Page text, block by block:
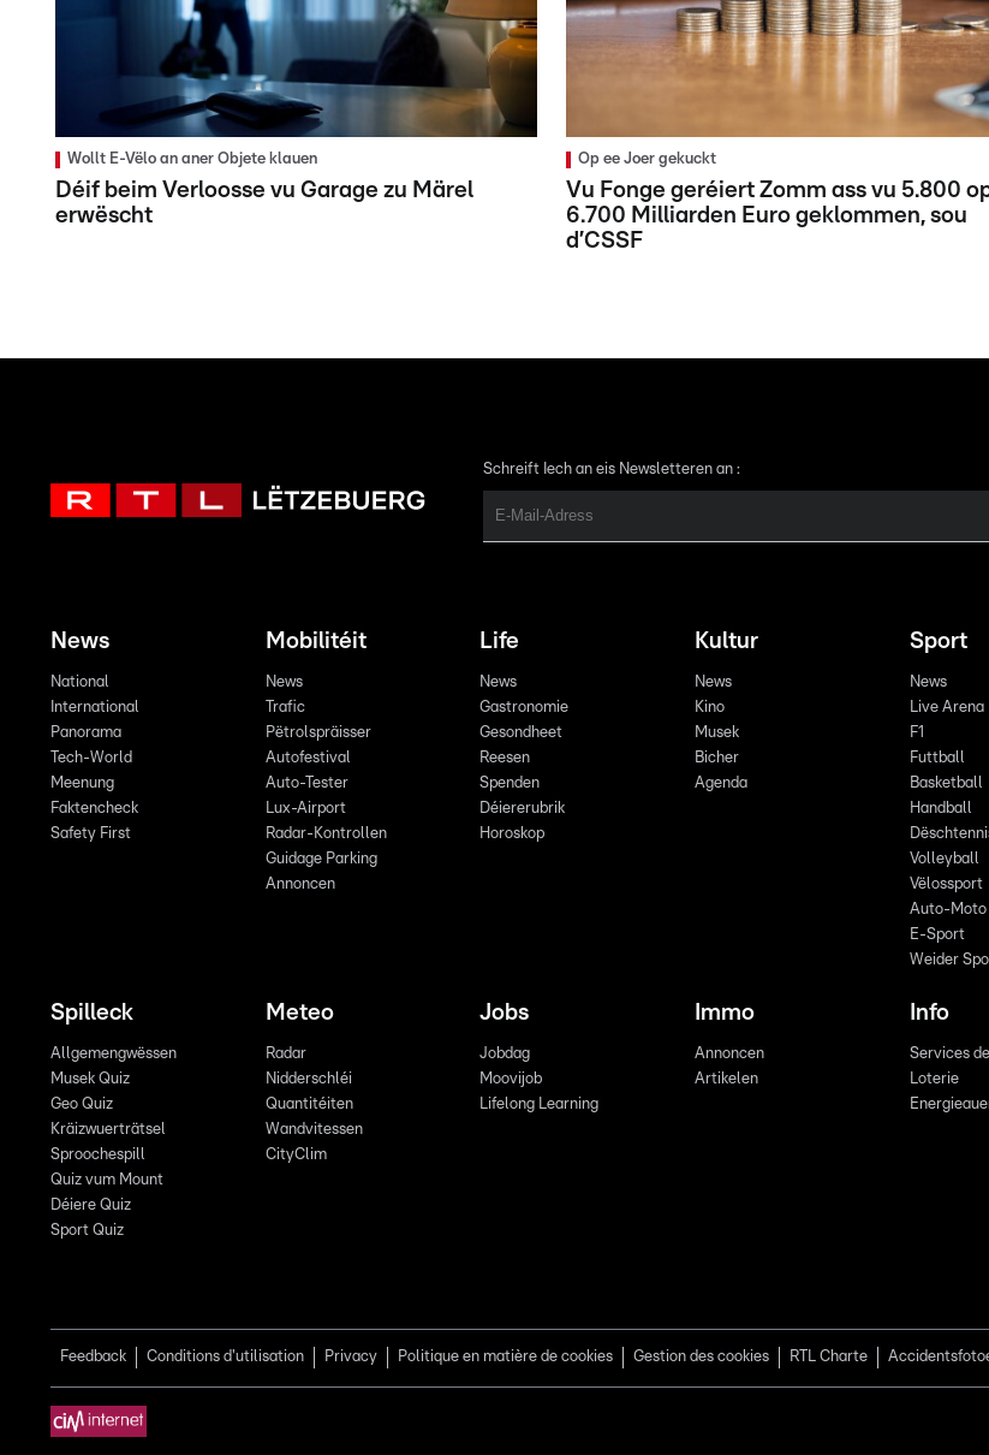
Wollt E-Vëlo an aner Objete klauen
Déif beim Verloosse vu Garage zu Märel
erwëscht
Op ee Joer gekuckt
Vu Fonge geréiert Zomm ass vu 5.800
6.700 Milliarden Euro geklommen, sou
d’CSSF
Schreift Iech an eis Newsletteren an :
News
National
International
Panorama
Tech-World
Meenung
Faktencheck
Safety First
Mobilitéit
News
Trafic
Pëtrolspräisser
Autofestival
Auto-Tester
Lux-Airport
Radar-Kontrollen
Guidage Parking
Annoncen
Life
News
Gastronomie
Gesondheet
Reesen
Spenden
Déiererubrik
Horoskop
Kultur
News
Kino
Musek
Bicher
Agenda
Sport
News
Live Arena
F1
Futtball
Basketball
Handball
Volleyball
Vëlossport
Auto-Moto
E-Sport
Weider
Spilleck
Allgemengwëssen
Musek Quiz
Geo Quiz
Kräizwuerträtsel
Sproochespill
Quiz vum Mount
Déiere Quiz
Sport Quiz
Meteo
Radar
Nidderschléi
Quantitéiten
Wandvitessen
CityClim
Jobs
Jobdag
Moovijob
Lifelong Learning
Immo
Annoncen
Artikelen
Info
Services
Loterie
Feedback Conditions d'utilisation Privacy Politique en matière de cookies Gestion des cookies RTL Charte